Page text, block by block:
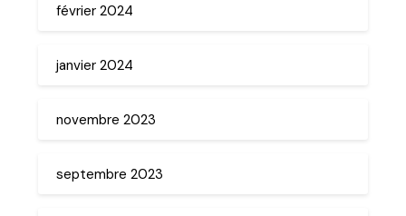
février 2024
janvier 2024
novembre 2023
septembre 2023